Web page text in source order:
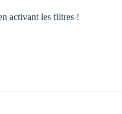
activant les filtres !